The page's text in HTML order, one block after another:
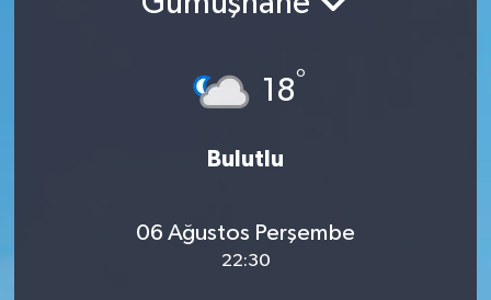
18°
Bulutlu
06 Ağustos Perşembe
22:30